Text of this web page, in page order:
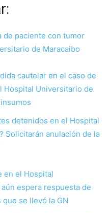
de paciente con tumor
de Maracaibo
cautelar en el caso de
Hospital Universitario de
detenidos en el Hospital
Solicitarán anulación de la
en el Hospital
espera respuesta de
se llevó la GN